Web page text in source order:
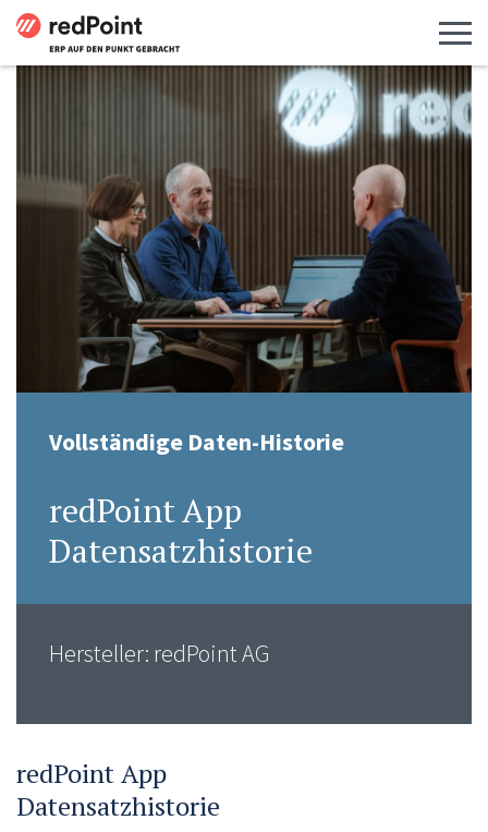
Vollständige Daten-Historie
redPoint App
Datensatzhistorie
Hersteller: redPoint AG
redPoint App
Datensatzhistorie